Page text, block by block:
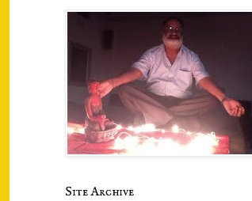
Site Archive